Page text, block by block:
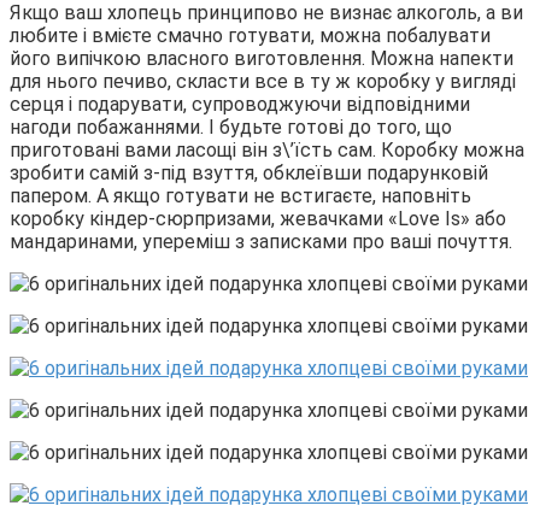
Якщо ваш хлопець принципово не визнає алкоголь, а ви
любите і вмієте смачно готувати, можна побалувати
його випічкою власного виготовлення. Можна напекти
для нього печиво, скласти все в ту ж коробку у вигляді
серця і подарувати, супроводжуючи відповідними
нагоди побажаннями. І будьте готові до того, що
приготовані вами ласощі він з\’їсть сам. Коробку можна
зробити самій з-під взуття, обклеївши подарунковій
папером. А якщо готувати не встигаєте, наповніть
коробку кіндер-сюрпризами, жевачками «Love Is» або
мандаринами, упереміш з записками про ваші почуття.